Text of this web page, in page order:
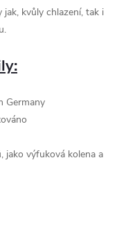
kvůly chlazení, tak i
Germany
jako výfuková kolena a